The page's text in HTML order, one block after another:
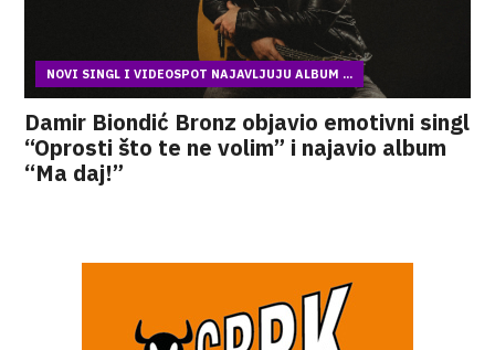
NOVI SINGL I VIDEOSPOT NAJAVLJUJU ALBUM ...
Damir Biondić Bronz objavio emotivni singl
“Oprosti što te ne volim” i najavio album
“Ma daj!”